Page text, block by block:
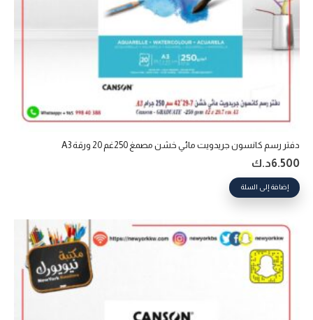
دفتر رسم كانسون جريدويت مائي خشن مصمغ 250غم 20 ورقة A3
6.500د.ك
إضافة إلى السلة